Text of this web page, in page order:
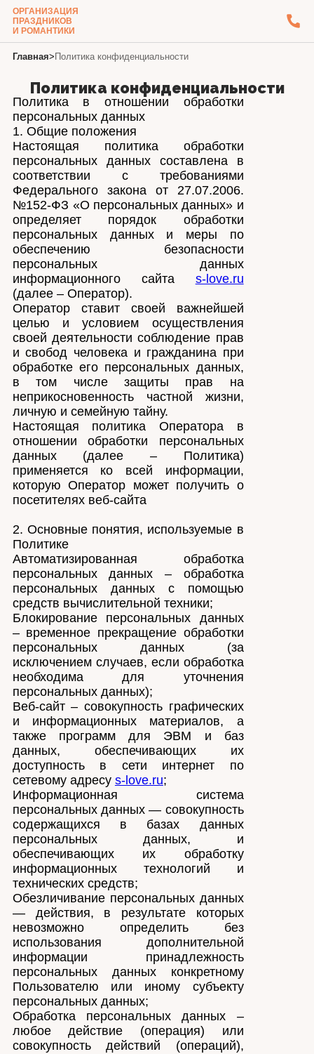
ОРГАНИЗАЦИЯ
ПРАЗДНИКОВ
И РОМАНТИКИ
Главная> Политика конфиденциальности
Политика конфиденциальности
Политика в отношении обработки
персональных данных
1. Общие положения
Настоящая политика обработки
персональных данных составлена в
соответствии с требованиями
Федерального закона от 27.07.2006.
№152-ФЗ «О персональных данных» и
определяет порядок обработки
персональных данных и меры по
обеспечению безопасности
персональных данных
информационного сайта s-love.ru
(далее – Оператор).
Оператор ставит своей важнейшей
целью и условием осуществления
своей деятельности соблюдение прав
и свобод человека и гражданина при
обработке его персональных данных,
в том числе защиты прав на
неприкосновенность частной жизни,
личную и семейную тайну.
Настоящая политика Оператора в
отношении обработки персональных
данных (далее – Политика)
применяется ко всей информации,
которую Оператор может получить о
посетителях веб-сайта
2. Основные понятия, используемые в
Политике
Автоматизированная обработка
персональных данных – обработка
персональных данных с помощью
средств вычислительной техники;
Блокирование персональных данных
– временное прекращение обработки
персональных данных (за
исключением случаев, если обработка
необходима для уточнения
персональных данных);
Веб-сайт – совокупность графических
и информационных материалов, а
также программ для ЭВМ и баз
данных, обеспечивающих их
доступность в сети интернет по
сетевому адресу s-love.ru;
Информационная система
персональных данных — совокупность
содержащихся в базах данных
персональных данных, и
обеспечивающих их обработку
информационных технологий и
технических средств;
Обезличивание персональных данных
— действия, в результате которых
невозможно определить без
использования дополнительной
информации принадлежность
персональных данных конкретному
Пользователю или иному субъекту
персональных данных;
Обработка персональных данных –
любое действие (операция) или
совокупность действий (операций),